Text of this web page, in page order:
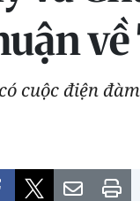
cuộc điện